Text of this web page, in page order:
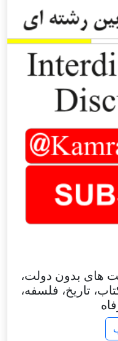
های بدون دولت،
تاریخ، فلسفه،